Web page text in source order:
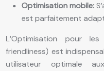
Optimisation mobile:
est parfaitement
L’Optimisation pour
friendliness) est
utilisateur optimale